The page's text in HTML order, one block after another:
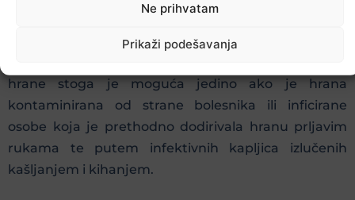
Ne prihvatam
Prikaži podešavanja
Trenutno nema dokaza da domaće životinje ili hrana
proizvedena od istih ima ulogu u prenosu virusa koji
hrane stoga je moguća jedino ako je hrana
kontaminirana od strane bolesnika ili inficirane
osobe koja je prethodno dodirivala hranu prljavim
rukama te putem infektivnih kapljica izlučenih
kašljanjem i kihanjem.